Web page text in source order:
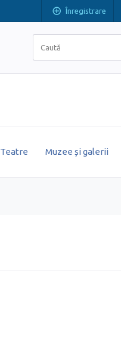
Înregistrare
Teatre Muzee și galerii